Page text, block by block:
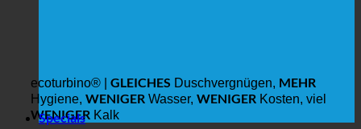
ecoturbino® | GLEICHES Duschvergnügen, MEHR
Hygiene, WENIGER Wasser, WENIGER Kosten, viel
WENIGER Kalk
Specials